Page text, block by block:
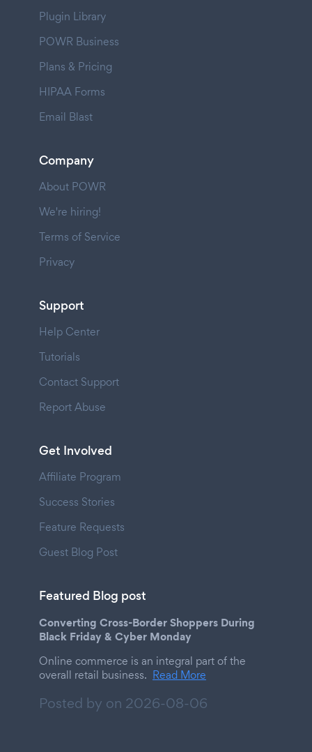
Plugin Library
POWR Business
Plans & Pricing
HIPAA Forms
Email Blast
Company
About POWR
We're hiring!
Terms of Service
Privacy
Support
Help Center
Tutorials
Contact Support
Report Abuse
Get Involved
Affiliate Program
Success Stories
Feature Requests
Guest Blog Post
Featured Blog post
Converting Cross-Border Shoppers During
Black Friday & Cyber Monday
Online commerce is an integral part of the
overall retail business. Read More
Posted by on 2026-08-06